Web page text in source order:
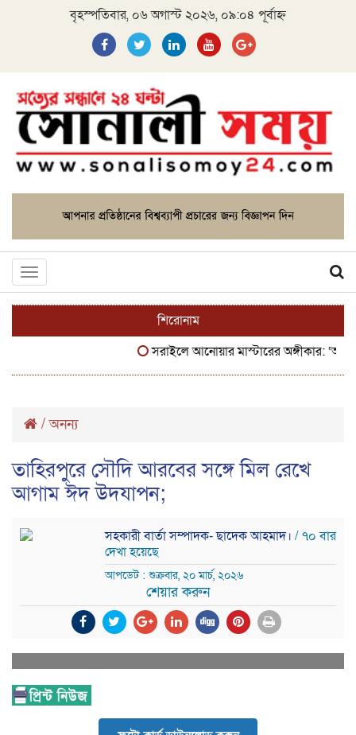
বৃহস্পতিবার, ০৬ অগাস্ট ২০২৬, ০৯:০৪ পূর্বাহ্ন
Toggle
navigation
শিরোনাম
সরাইলে আনোয়ার মাস্টারের অঙ্গীকার:
/অনন্য
তাহিরপুরে সৌদি আরবের সঙ্গে মিল রেখে
আগাম ঈদ উদযাপন;
সহকারী বার্তা সম্পাদক- ছাদেক আহমাদ। / ৭০ বার
দেখা হয়েছে
আপডেট : শুক্রবার, ২০ মার্চ, ২০২৬
শেয়ার করুন